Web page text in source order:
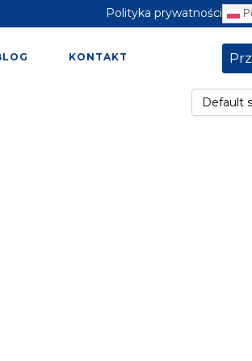
Polityka prywatności
KONTAKT